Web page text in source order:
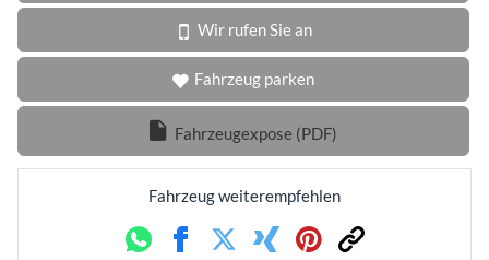
Wir rufen Sie an
Fahrzeug parken
Fahrzeugexpose (PDF)
Fahrzeug weiterempfehlen
WhatsappFacebookTwitterXing PinterestLink